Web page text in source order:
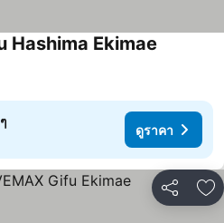
Hashima Ekimae
ดูราคา
แชร์ เ